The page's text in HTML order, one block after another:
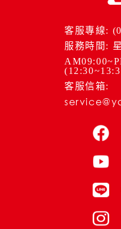
客服專線:
服務時間:
客服信箱: